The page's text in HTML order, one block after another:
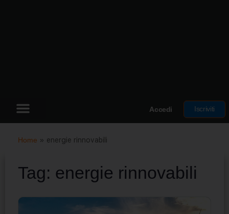
Accedi Iscriviti
Home » energie rinnovabili
Tag: energie rinnovabili